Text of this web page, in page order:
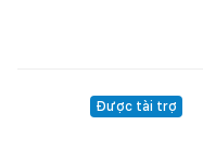
Được tài trợ